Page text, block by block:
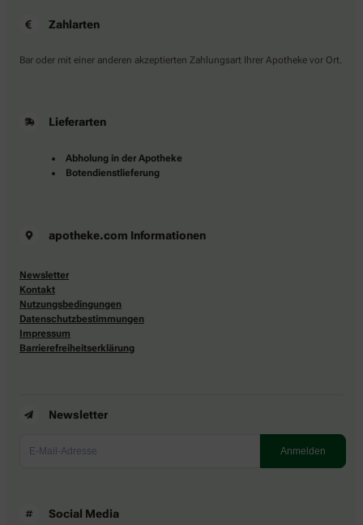
Zahlarten
Bar oder mit einer anderen akzeptierten Zahlungsart Ihrer Apotheke vor Ort.
Lieferarten
Abholung in der Apotheke
Botendienstlieferung
apotheke.com Informationen
Newsletter
Kontakt
Nutzungsbedingungen
Datenschutzbestimmungen
Impressum
Barrierefreiheitserklärung
Newsletter
Social Media